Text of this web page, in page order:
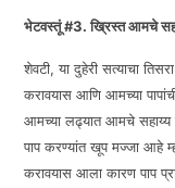
भेटवस्तूं#3.ख्रिस्त आमचे
शेवटी, या दुहेरी सत्याचा
करावयास आणि आमच्या
आमच्या लढ्यात आमचे सहाय्य
पाप करण्यांत खूप मज्जा आहे
करावयास आला कारण पाप